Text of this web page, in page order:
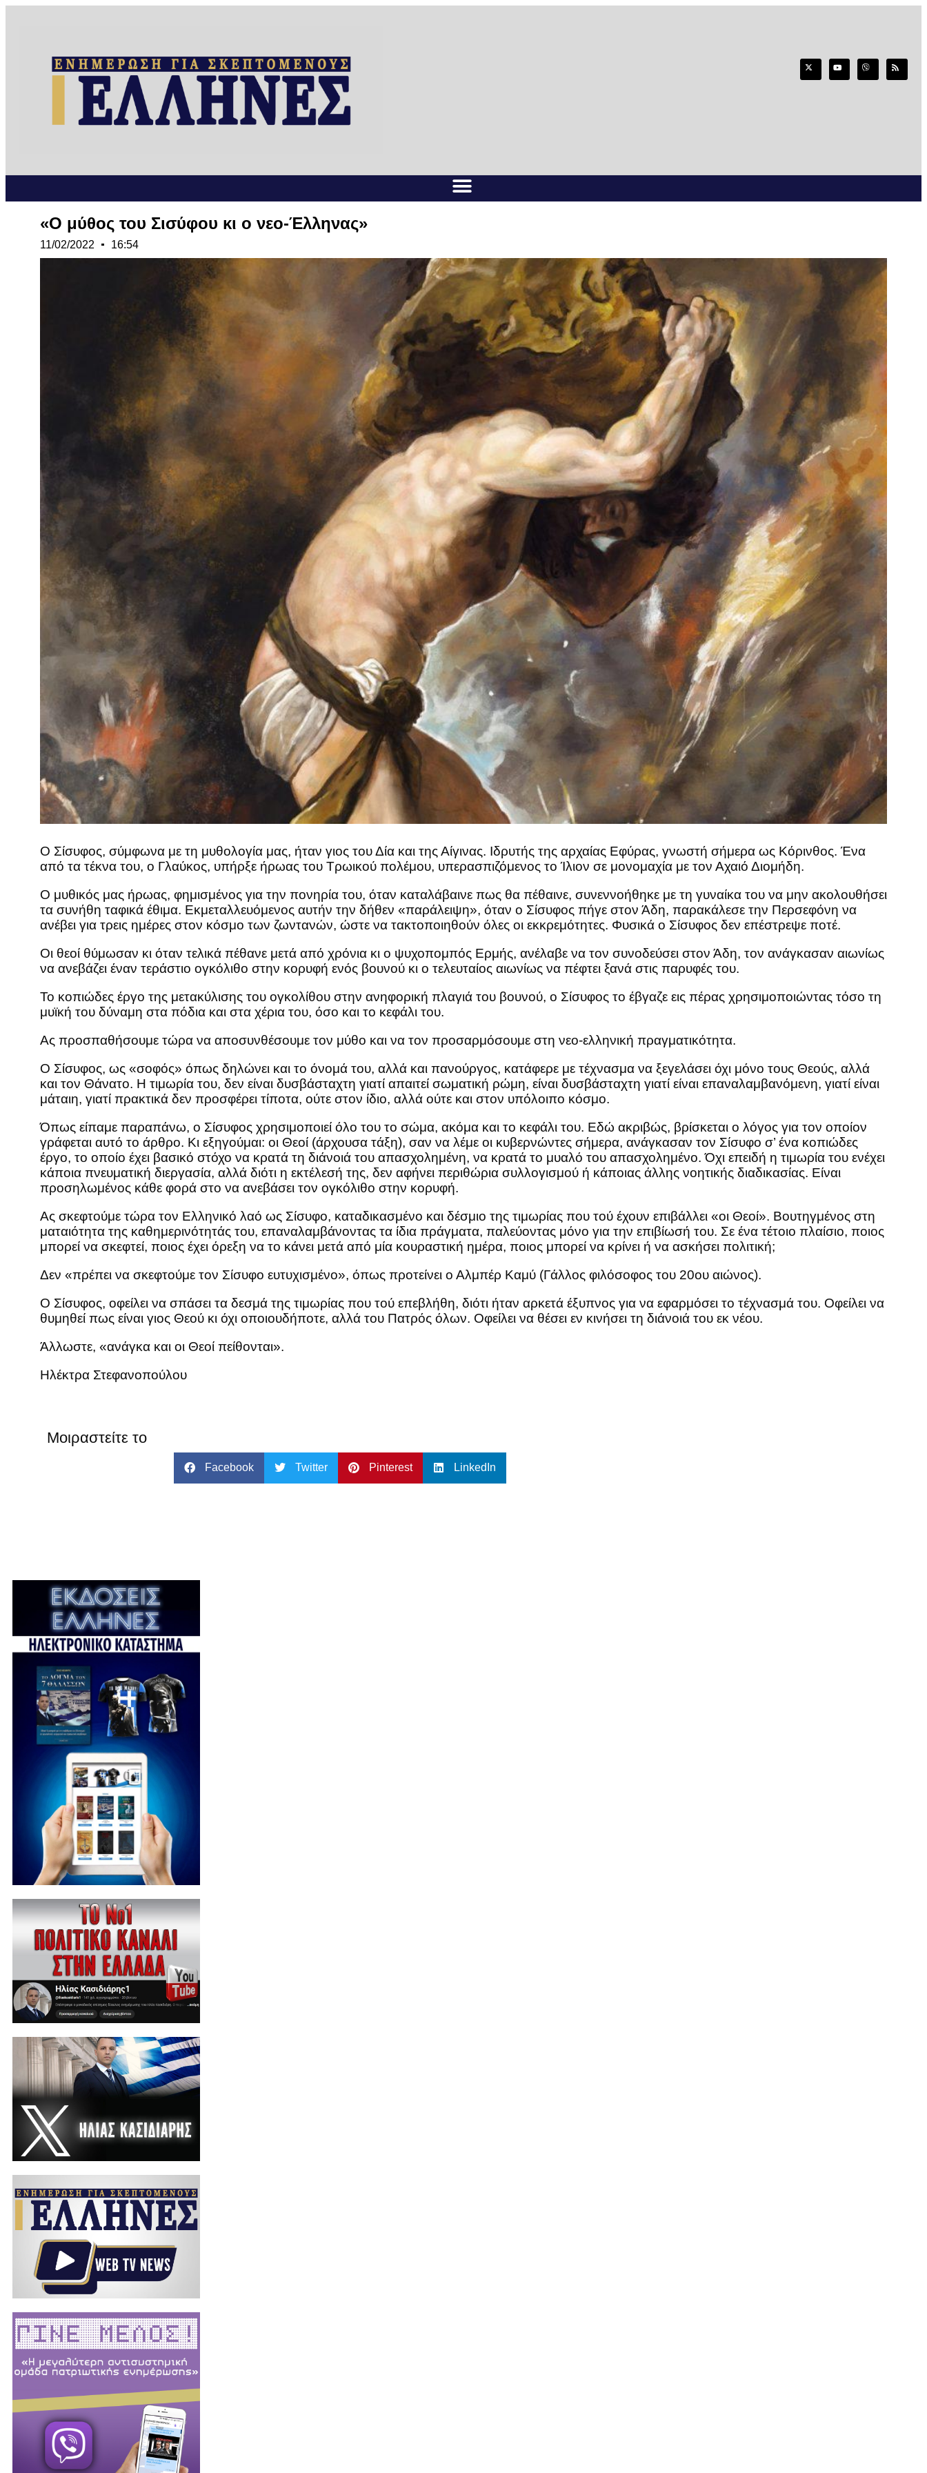
«Ο μύθος του Σισύφου κι ο νεο-Έλληνας»
11/02/2022 16:54
Ο Σίσυφος, σύμφωνα με τη μυθολογία μας, ήταν γιος του Δία και της Αίγινας. Ιδρυτής της αρχαίας Εφύρας, γνωστή σήμερα ως Κόρινθος. Ένα
από τα τέκνα του, ο Γλαύκος, υπήρξε ήρωας του Τρωικού πολέμου, υπερασπιζόμενος το Ίλιον σε μονομαχία με τον Αχαιό Διομήδη.
Ο μυθικός μας ήρωας, φημισμένος για την πονηρία του, όταν καταλάβαινε πως θα πέθαινε, συνεννοήθηκε με τη γυναίκα του να μην ακολουθήσει
τα συνήθη ταφικά έθιμα. Εκμεταλλευόμενος αυτήν την δήθεν «παράλειψη», όταν ο Σίσυφος πήγε στον Άδη, παρακάλεσε την Περσεφόνη να
ανέβει για τρεις ημέρες στον κόσμο των ζωντανών, ώστε να τακτοποιηθούν όλες οι εκκρεμότητες. Φυσικά ο Σίσυφος δεν επέστρεψε ποτέ.
Οι θεοί θύμωσαν κι όταν τελικά πέθανε μετά από χρόνια κι ο ψυχοπομπός Ερμής, ανέλαβε να τον συνοδεύσει στον Άδη, τον ανάγκασαν αιωνίως
να ανεβάζει έναν τεράστιο ογκόλιθο στην κορυφή ενός βουνού κι ο τελευταίος αιωνίως να πέφτει ξανά στις παρυφές του.
Το κοπιώδες έργο της μετακύλισης του ογκολίθου στην ανηφορική πλαγιά του βουνού, ο Σίσυφος το έβγαζε εις πέρας χρησιμοποιώντας τόσο τη
μυϊκή του δύναμη στα πόδια και στα χέρια του, όσο και το κεφάλι του.
Ας προσπαθήσουμε τώρα να αποσυνθέσουμε τον μύθο και να τον προσαρμόσουμε στη νεο-ελληνική πραγματικότητα.
Ο Σίσυφος, ως «σοφός» όπως δηλώνει και το όνομά του, αλλά και πανούργος, κατάφερε με τέχνασμα να ξεγελάσει όχι μόνο τους Θεούς, αλλά
και τον Θάνατο. Η τιμωρία του, δεν είναι δυσβάσταχτη γιατί απαιτεί σωματική ρώμη, είναι δυσβάσταχτη γιατί είναι επαναλαμβανόμενη, γιατί είναι
μάταιη, γιατί πρακτικά δεν προσφέρει τίποτα, ούτε στον ίδιο, αλλά ούτε και στον υπόλοιπο κόσμο.
Όπως είπαμε παραπάνω, ο Σίσυφος χρησιμοποιεί όλο του το σώμα, ακόμα και το κεφάλι του. Εδώ ακριβώς, βρίσκεται ο λόγος για τον οποίον
γράφεται αυτό το άρθρο. Κι εξηγούμαι: οι Θεοί (άρχουσα τάξη), σαν να λέμε οι κυβερνώντες σήμερα, ανάγκασαν τον Σίσυφο σ’ ένα κοπιώδες
έργο, το οποίο έχει βασικό στόχο να κρατά τη διάνοιά του απασχολημένη, να κρατά το μυαλό του απασχολημένο. Όχι επειδή η τιμωρία του ενέχει
κάποια πνευματική διεργασία, αλλά διότι η εκτέλεσή της, δεν αφήνει περιθώρια συλλογισμού ή κάποιας άλλης νοητικής διαδικασίας. Είναι
προσηλωμένος κάθε φορά στο να ανεβάσει τον ογκόλιθο στην κορυφή.
Ας σκεφτούμε τώρα τον Ελληνικό λαό ως Σίσυφο, καταδικασμένο και δέσμιο της τιμωρίας που τού έχουν επιβάλλει «οι Θεοί». Βουτηγμένος στη
ματαιότητα της καθημερινότητάς του, επαναλαμβάνοντας τα ίδια πράγματα, παλεύοντας μόνο για την επιβίωσή του. Σε ένα τέτοιο πλαίσιο, ποιος
μπορεί να σκεφτεί, ποιος έχει όρεξη να το κάνει μετά από μία κουραστική ημέρα, ποιος μπορεί να κρίνει ή να ασκήσει πολιτική;
Δεν «πρέπει να σκεφτούμε τον Σίσυφο ευτυχισμένο», όπως προτείνει ο Αλμπέρ Καμύ (Γάλλος φιλόσοφος του 20ου αιώνος).
Ο Σίσυφος, οφείλει να σπάσει τα δεσμά της τιμωρίας που τού επεβλήθη, διότι ήταν αρκετά έξυπνος για να εφαρμόσει το τέχνασμά του. Οφείλει να
θυμηθεί πως είναι γιος Θεού κι όχι οποιουδήποτε, αλλά του Πατρός όλων. Οφείλει να θέσει εν κινήσει τη διάνοιά του εκ νέου.
Άλλωστε, «ανάγκα και οι Θεοί πείθονται».
Ηλέκτρα Στεφανοπούλου
Μοιραστείτε το
Facebook Twitter Pinterest LinkedIn